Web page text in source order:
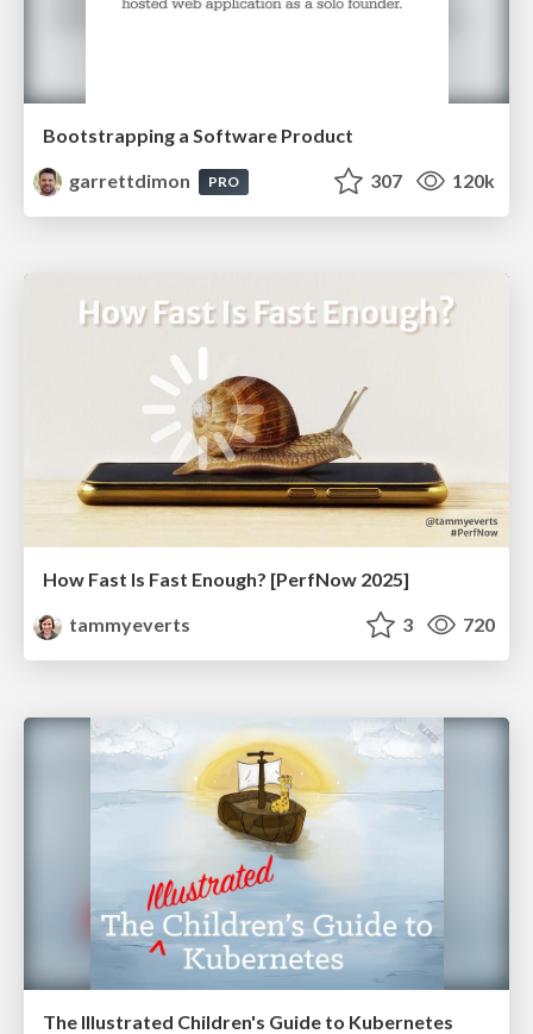
Bootstrapping a Software Product
garrettdimon
PRO 307 120k
How Fast Is Fast Enough? [PerfNow 2025]
tammyeverts
3 720
The Illustrated Children's Guide to Kubernetes